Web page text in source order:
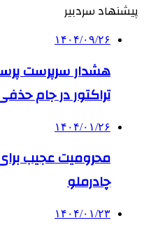
پیشنهاد سردبیر
۱۴۰۴/۰۹/۲۶
هشدار سرپرست
تراکتور در جام
۱۴۰۴/۰۱/۲۶
محرومیت عجیب
چادرملو
۱۴۰۴/۰۱/۲۳